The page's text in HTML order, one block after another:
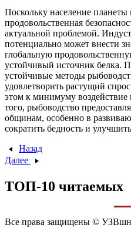
Поскольку население планеты
продовольственная
актуальной проблемой.
потенциально может внести
глобальную
устойчивый источник белка.
устойчивые методы
удовлетворить растущий
этом к минимуму
того, рыбоводство
общинам, особенно в
сократить бедность и
Назад
Далее
ТОП-10 читаемых
Все права защищены ©